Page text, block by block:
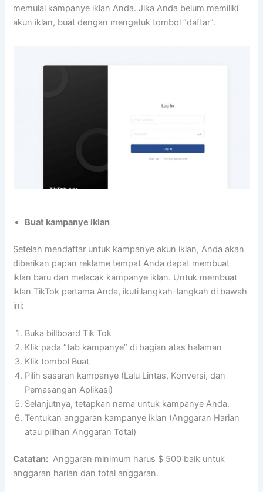
memulai kampanye iklan Anda. Jika Anda belum memiliki
akun iklan, buat dengan mengetuk tombol “daftar”.
Buat kampanye iklan
Setelah mendaftar untuk kampanye akun iklan, Anda akan
diberikan papan reklame tempat Anda dapat membuat
iklan baru dan melacak kampanye iklan. Untuk membuat
iklan TikTok pertama Anda, ikuti langkah-langkah di bawah
ini:
Buka billboard Tik Tok
Klik pada “tab kampanye” di bagian atas halaman
Klik tombol Buat
Pilih sasaran kampanye (Lalu Lintas, Konversi, dan
Pemasangan Aplikasi)
Selanjutnya, tetapkan nama untuk kampanye Anda.
Tentukan anggaran kampanye iklan (Anggaran Harian
atau pilihan Anggaran Total)
Catatan: Anggaran minimum harus $ 500 baik untuk
anggaran harian dan total anggaran.